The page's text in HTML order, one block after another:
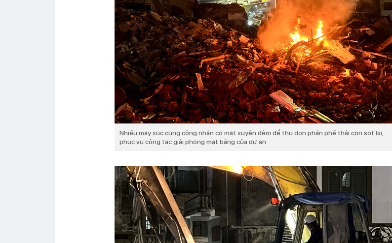
Nhiều máy xúc cùng công nhân có mặt xuyên đêm để thu dọn phần phế thải còn sót lại,
phục vụ công tác giải phóng mặt bằng của dự án